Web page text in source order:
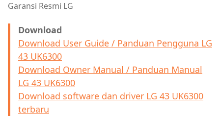
Garansi Resmi LG
Download
Download User Guide / Panduan Pengguna LG
43 UK6300
Download Owner Manual / Panduan Manual
LG 43 UK6300
Download software dan driver LG 43 UK6300
terbaru